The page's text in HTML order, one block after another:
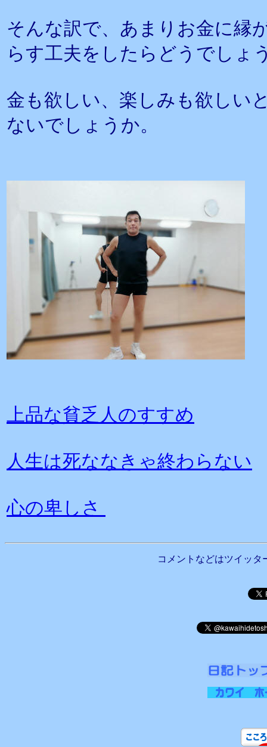
そんな訳で、あまりお金に縁
らす工夫をしたらどうでしょ
金も欲しい、楽しみも欲しい
ないでしょうか。
上品な貧乏人のすすめ
人生は死ななきゃ終わらない
心の卑しさ
コメントなどはツイッタ